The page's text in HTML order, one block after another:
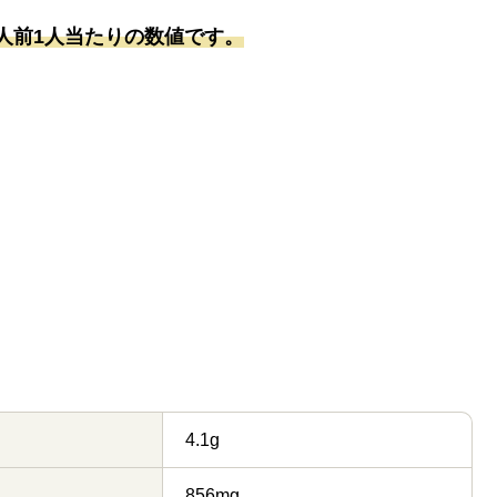
前1人当たりの数値です。
4.1g